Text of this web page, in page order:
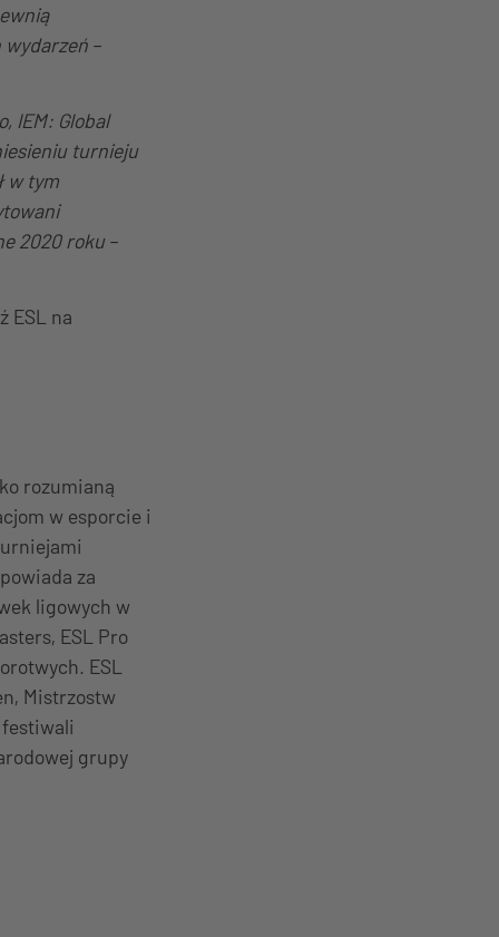
wydarzeń –
IEM: Global
turnieju
w tym
2020 roku–
ESL na
rozumianą
w esporcie i
za
ligowych w
ESL Pro
ESL
Mistrzostw
grupy